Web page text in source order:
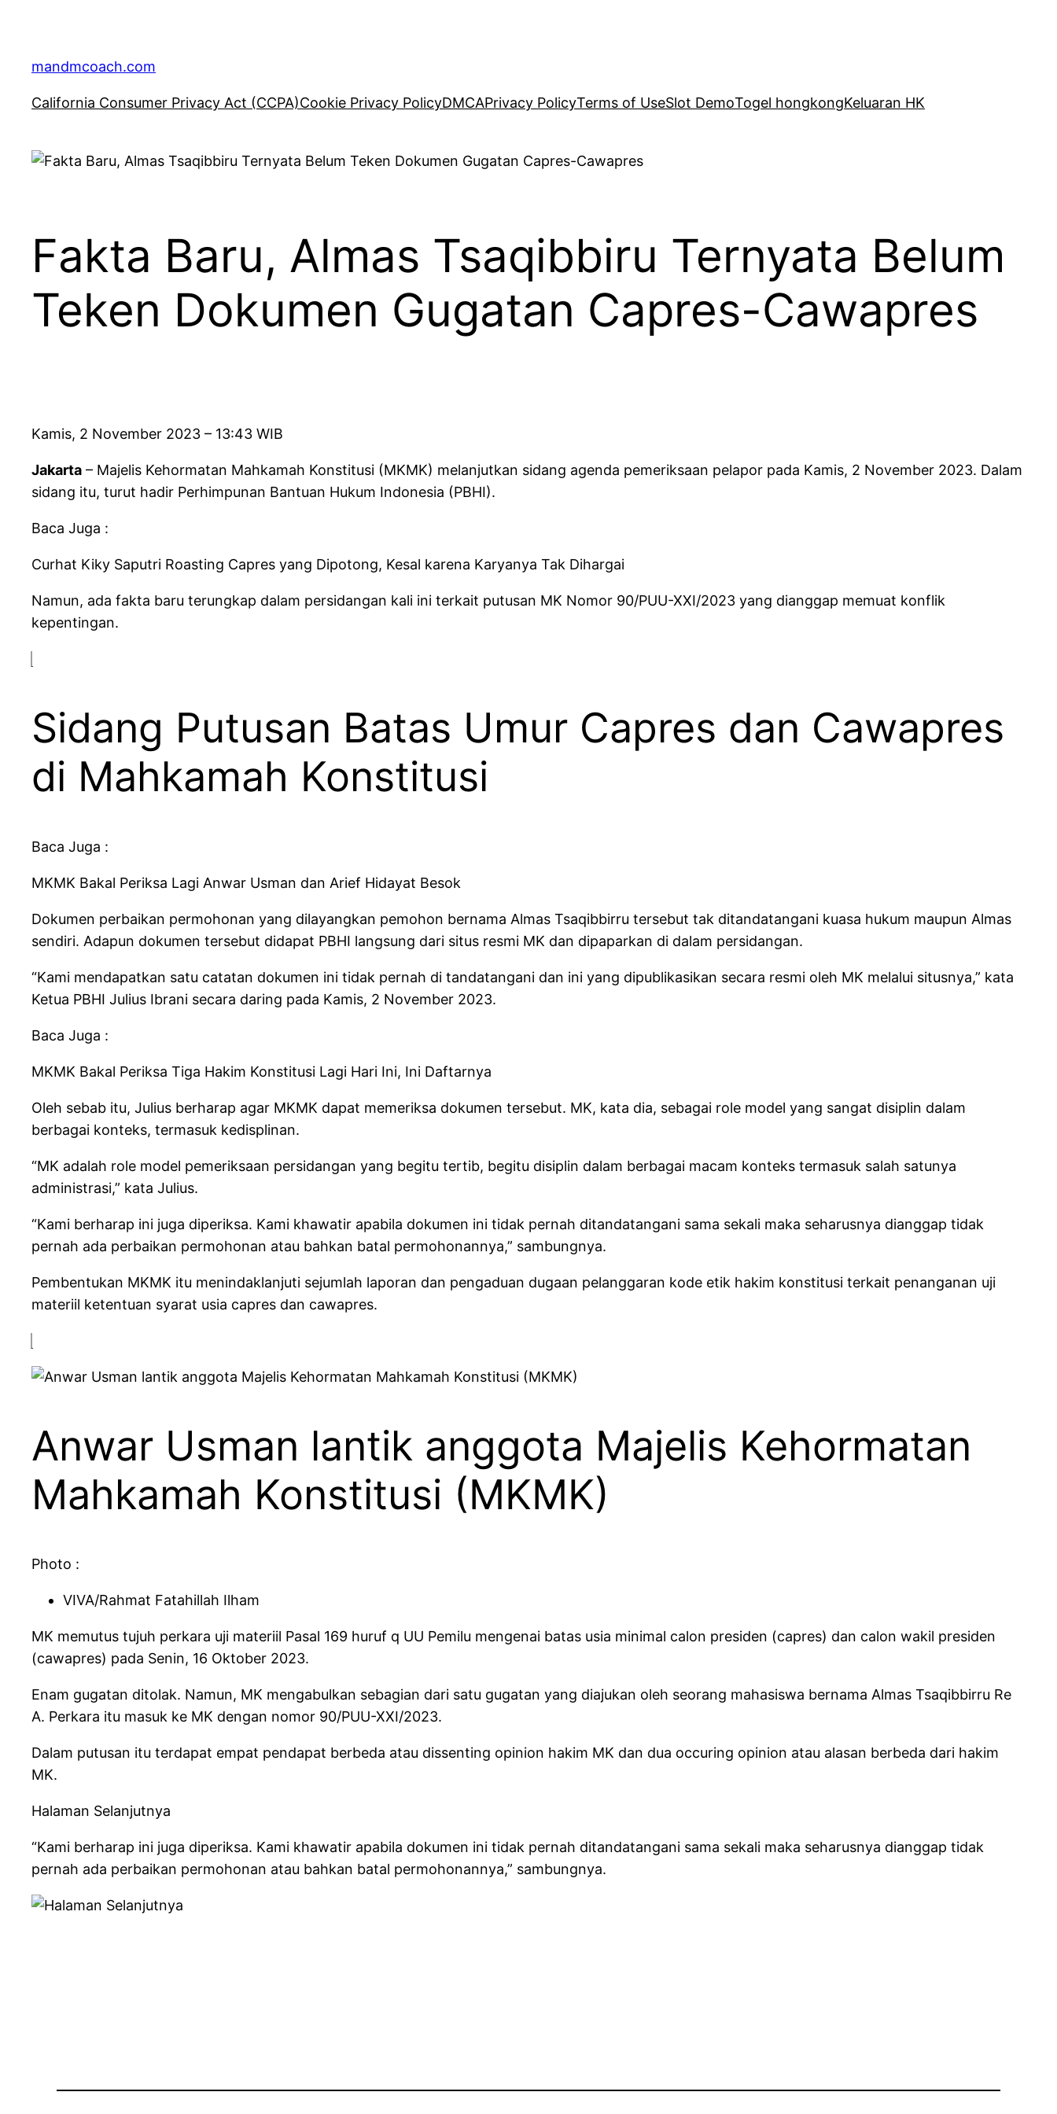
content
mandmcoach.com
California Consumer Privacy Act (CCPA)Cookie Privacy PolicyDMCAPrivacy PolicyTerms of UseSlot DemoTogel hongkongKeluaran HK
Fakta Baru, Almas Tsaqibbiru Ternyata Belum
Teken Dokumen Gugatan Capres-Cawapres
Kamis, 2 November 2023 – 13:43 WIB
Jakarta – Majelis Kehormatan Mahkamah Konstitusi (MKMK) melanjutkan sidang agenda pemeriksaan pelapor pada Kamis, 2 November 2023. Dalam
sidang itu, turut hadir Perhimpunan Bantuan Hukum Indonesia (PBHI).
Baca Juga :
Curhat Kiky Saputri Roasting Capres yang Dipotong, Kesal karena Karyanya Tak Dihargai
Namun, ada fakta baru terungkap dalam persidangan kali ini terkait putusan MK Nomor 90/PUU-XXI/2023 yang dianggap memuat konflik
kepentingan.
Sidang Putusan Batas Umur Capres dan Cawapres
di Mahkamah Konstitusi
Baca Juga :
MKMK Bakal Periksa Lagi Anwar Usman dan Arief Hidayat Besok
Dokumen perbaikan permohonan yang dilayangkan pemohon bernama Almas Tsaqibbirru tersebut tak ditandatangani kuasa hukum maupun Almas
sendiri. Adapun dokumen tersebut didapat PBHI langsung dari situs resmi MK dan dipaparkan di dalam persidangan.
“Kami mendapatkan satu catatan dokumen ini tidak pernah di tandatangani dan ini yang dipublikasikan secara resmi oleh MK melalui situsnya,” kata
Ketua PBHI Julius Ibrani secara daring pada Kamis, 2 November 2023.
Baca Juga :
MKMK Bakal Periksa Tiga Hakim Konstitusi Lagi Hari Ini, Ini Daftarnya
Oleh sebab itu, Julius berharap agar MKMK dapat memeriksa dokumen tersebut. MK, kata dia, sebagai role model yang sangat disiplin dalam
berbagai konteks, termasuk kedisplinan.
“MK adalah role model pemeriksaan persidangan yang begitu tertib, begitu disiplin dalam berbagai macam konteks termasuk salah satunya
administrasi,” kata Julius.
“Kami berharap ini juga diperiksa. Kami khawatir apabila dokumen ini tidak pernah ditandatangani sama sekali maka seharusnya dianggap tidak
pernah ada perbaikan permohonan atau bahkan batal permohonannya,” sambungnya.
Pembentukan MKMK itu menindaklanjuti sejumlah laporan dan pengaduan dugaan pelanggaran kode etik hakim konstitusi terkait penanganan uji
materiil ketentuan syarat usia capres dan cawapres.
Anwar Usman lantik anggota Majelis Kehormatan
Mahkamah Konstitusi (MKMK)
Photo :
VIVA/Rahmat Fatahillah Ilham
MK memutus tujuh perkara uji materiil Pasal 169 huruf q UU Pemilu mengenai batas usia minimal calon presiden (capres) dan calon wakil presiden
(cawapres) pada Senin, 16 Oktober 2023.
Enam gugatan ditolak. Namun, MK mengabulkan sebagian dari satu gugatan yang diajukan oleh seorang mahasiswa bernama Almas Tsaqibbirru Re
A. Perkara itu masuk ke MK dengan nomor 90/PUU-XXI/2023.
Dalam putusan itu terdapat empat pendapat berbeda atau dissenting opinion hakim MK dan dua occuring opinion atau alasan berbeda dari hakim
MK.
Halaman Selanjutnya
“Kami berharap ini juga diperiksa. Kami khawatir apabila dokumen ini tidak pernah ditandatangani sama sekali maka seharusnya dianggap tidak
pernah ada perbaikan permohonan atau bahkan batal permohonannya,” sambungnya.